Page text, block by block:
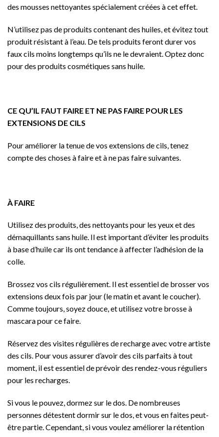
des mousses nettoyantes spécialement créées à cet effet.
N’utilisez pas de produits contenant des huiles, et évitez tout
produit résistant à l’eau. De tels produits feront durer vos
faux cils moins longtemps qu’ils ne le devraient. Optez donc
pour des produits cosmétiques sans huile.
CE QU’IL FAUT FAIRE ET NE PAS FAIRE POUR LES
EXTENSIONS DE CILS
Pour améliorer la tenue de vos extensions de cils, tenez
compte des choses à faire et à ne pas faire suivantes.
À FAIRE
Utilisez des produits, des nettoyants pour les yeux et des
démaquillants sans huile. Il est important d’éviter les produits
à base d’huile car ils ont tendance à affecter l’adhésion de la
colle.
Brossez vos cils régulièrement. Il est essentiel de brosser vos
extensions deux fois par jour (le matin et avant le coucher).
Comme toujours, soyez douce, et utilisez votre brosse à
mascara pour ce faire.
Réservez des visites régulières de recharge avec votre artiste
des cils. Pour vous assurer d’avoir des cils parfaits à tout
moment, il est essentiel de prévoir des rendez-vous réguliers
pour les recharges.
Si vous le pouvez, dormez sur le dos. De nombreuses
personnes détestent dormir sur le dos, et vous en faites peut-
être partie. Cependant, si vous voulez améliorer la rétention